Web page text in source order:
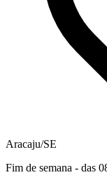
Aracaju/SE
Fim de semana - das